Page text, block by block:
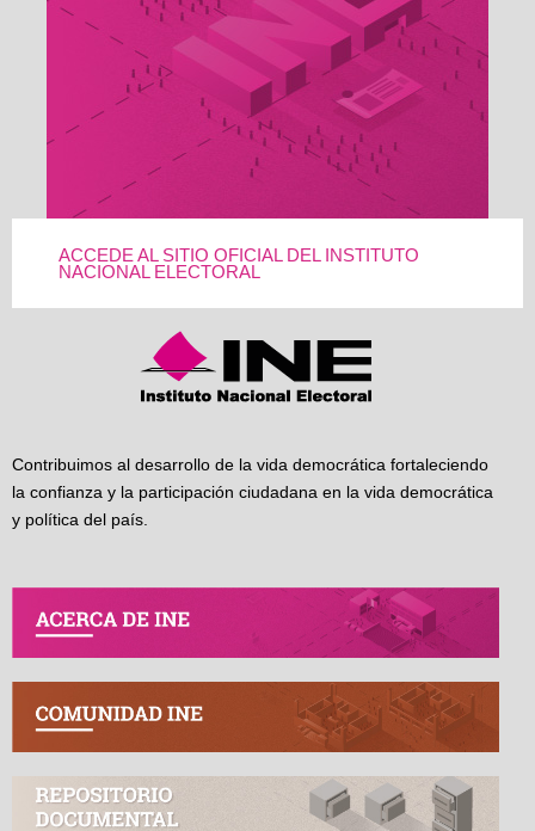
ACCEDE AL SITIO OFICIAL DEL INSTITUTO
NACIONAL ELECTORAL
Contribuimos al desarrollo de la vida democrática fortaleciendo
la confianza y la participación ciudadana en la vida democrática
y política del país.